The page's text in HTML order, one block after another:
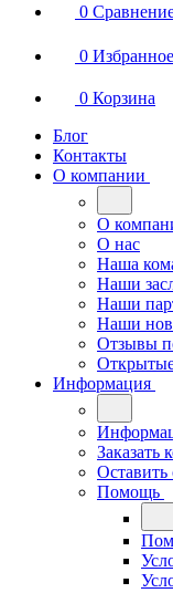
0
0 Избранное
0 Корзина
Блог
Контакты
О компании
О
О нас
Наша
Наши
Наши
Наши
Отзывы
Информация
Заказать
Оставить
Помощь